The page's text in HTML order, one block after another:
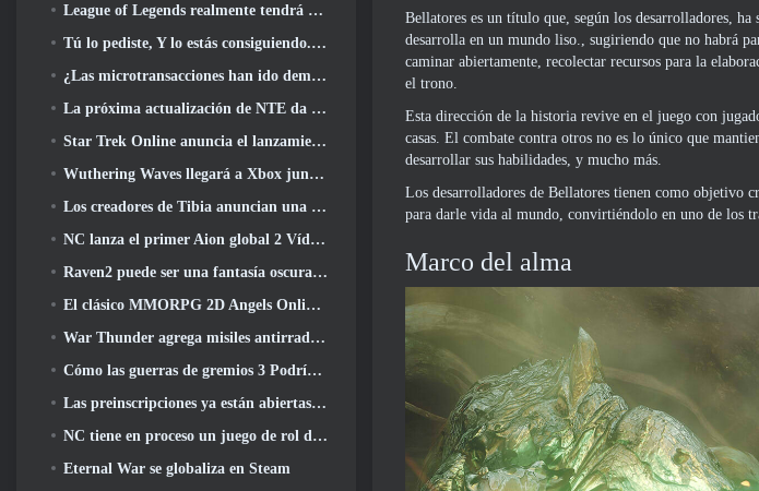
Bellatores es un título que, según los desarrolladores,
desarrolla en un mundo liso., sugiriendo que no habrá
caminar abiertamente, recolectar recursos para la
el trono.
Esta dirección de la historia revive en el juego con
casas. El combate contra otros no es lo único que
desarrollar sus habilidades, y mucho más.
Los desarrolladores de Bellatores tienen como objetivo
para darle vida al mundo, convirtiéndolo en uno de los
Marco del alma
League of Legends realmente tendrá un modo clásico
Tú lo pediste, Y lo estás consiguiendo. Los gremios ahora están disponibles en Eterspire
¿Las microtransacciones han ido demasiado lejos en los juegos gratuitos??
La próxima actualización de NTE da un paso atrás hacia un juego de mesa de fantasía
Star Trek Online anuncia el lanzamiento de la próxima temporada “Undiscovered”
Wuthering Waves llegará a Xbox junto con la versión 3.5 Actualizar
Los creadores de Tibia anuncian una nueva prueba del MMORPG de zombis de la vieja escuela, Persistir en línea
NC lanza el primer Aion global 2 Vídeo para desarrolladores, Compartir detalles sobre el juego
Raven2 puede ser una fantasía oscura, Pero eso no detiene la diversión del verano
El clásico MMORPG 2D Angels Online global se lanza hoy
War Thunder agrega misiles antirradiación y medidas de soporte electrónico en la actualización de caballería pesada
Cómo las guerras de gremios 3 Podría estar buscando innovar en el espacio MMO
Las preinscripciones ya están abiertas para MIRESI de Smilegate: Futuro invisible
NC tiene en proceso un juego de rol de Magical Girl con un estilo artístico inspirado en el anime de los 90
Eternal War se globaliza en Steam